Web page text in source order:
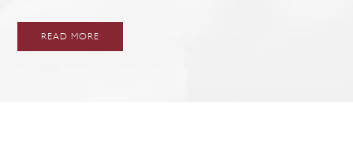
READ MORE